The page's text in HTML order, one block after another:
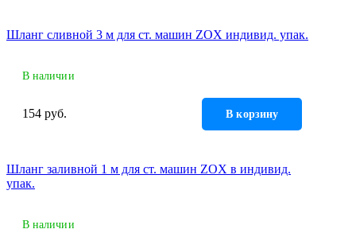
Шланг сливной 3 м для ст. машин ZOX индивид. упак.
В наличии
154 руб. В корзину
Шланг заливной 1 м для ст. машин ZOX в индивид.
упак.
В наличии